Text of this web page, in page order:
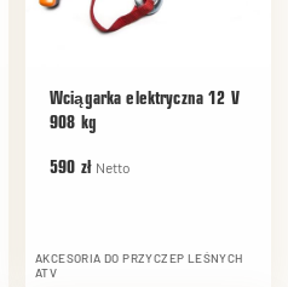
Wciągarka elektryczna 12 V
908 kg
590 zł Netto
AKCESORIA DO PRZYCZEP LEŚNYCH
ATV